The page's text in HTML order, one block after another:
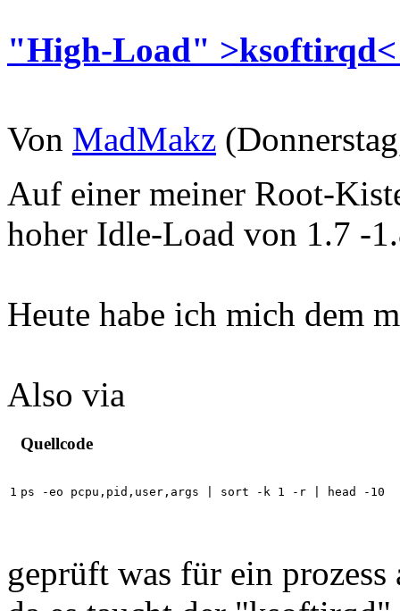
"High-Load" >ksoftirqd<
Von MadMakz
Auf einer meiner Root-
hoher Idle-Load von 1.7 -
Heute habe ich mich dem
Also via
Quellcode
ps -eo pcpu,pid,user,args | sort -k 1 -r | head -10
geprüft was für ein